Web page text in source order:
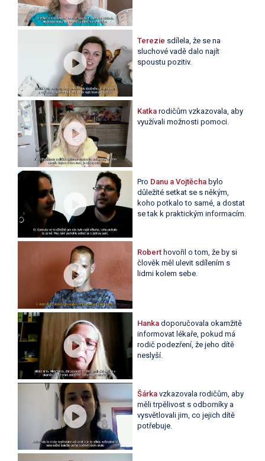
Terezie sdílela, že se na
sluchové vadě dalo najít
spoustu pozitiv.
Katka rodičům vzkazovala, aby
využívali možnosti pomoci.
Pro Danu a Vojtěcha bylo
důležité setkat se s někým,
koho potkalo to samé, a dostat
se tak k praktickým informacím.
Roberthovořil o tom, že by si
člověk měl ulevit sdílením s
lidmi kolem sebe.
Hanka doporučovala okamžitě
informovat lékaře, pokud má
rodič podezření, že jeho dítě
neslyší.
Šárka vzkazovala rodičům, aby
měli trpělivost s odborníky a
vysvětlovali jim, co jejich dítě
potřebuje.